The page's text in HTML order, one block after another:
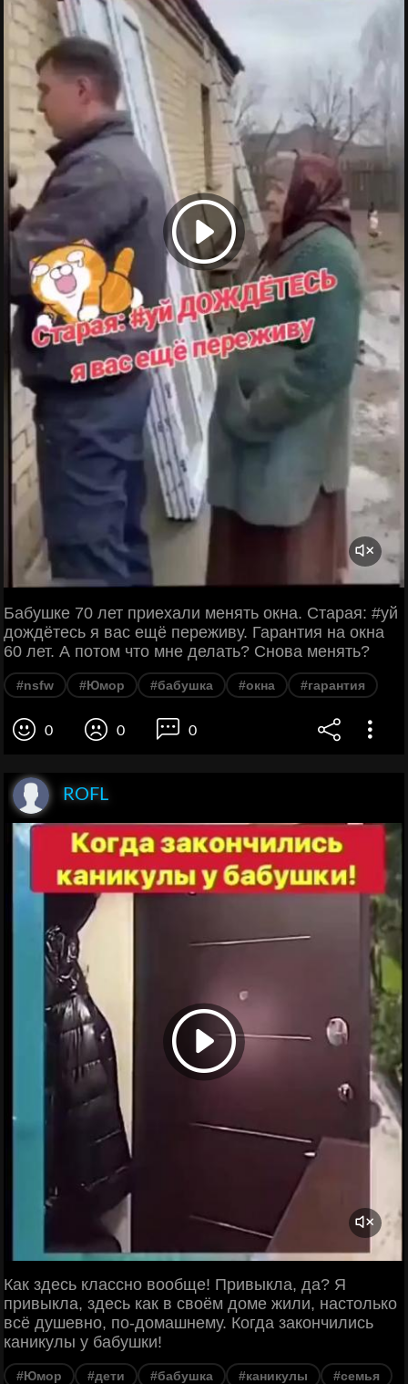
Бабушке 70 лет приехали менять окна. Старая: #уй
дождётесь я вас ещё переживу. Гарантия на окна
60 лет. А потом что мне делать? Снова менять?
#nsfw #Юмор #бабушка #окна #гарантия
0 0 0
ROFL
Как здесь классно вообще! Привыкла, да? Я
привыкла, здесь как в своём доме жили, настолько
всё душевно, по-домашнему. Когда закончились
каникулы у бабушки!
#Юмор #дети #бабушка #каникулы #семья